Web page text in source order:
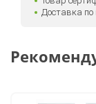
Доставка